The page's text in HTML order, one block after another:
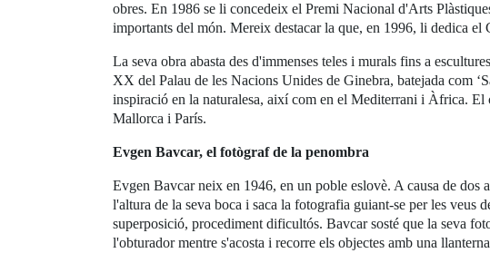
obres. En 1986 se li concedeix el Premi Nacional d'Arts
importants del món. Mereix destacar la que, en 1996, li dedica el
La seva obra abasta des d'immenses teles i murals fins a
XX del Palau de les Nacions Unides de Ginebra, batejada com
inspiració en la naturalesa, així com en el Mediterrani i Àfrica. El
Mallorca i París.
Evgen Bavcar, el fotògraf de la penombra
Evgen Bavcar neix en 1946, en un poble eslovè. A causa de dos
l'altura de la seva boca i saca la fotografia guiant-se per les veus
superposició, procediment dificultós. Bavcar sosté que la seva
l'obturador mentre s'acosta i recorre els objectes amb una